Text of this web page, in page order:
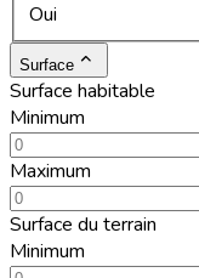
Oui
Surface
Surface habitable
Minimum
Maximum
Surface du terrain
Minimum